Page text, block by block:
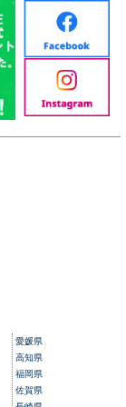
愛媛県
高知県
福岡県
佐賀県